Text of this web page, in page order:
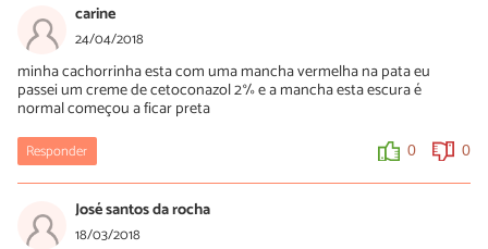
carine
24/04/2018
minha cachorrinha esta com uma mancha vermelha na pata eu
passei um creme de cetoconazol 2% e a mancha esta escura é
normal começou a ficar preta
Responder 0 0
José santos da rocha
18/03/2018